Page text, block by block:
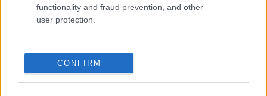
functionality and fraud prevention, and other
user protection.
CONFIRM